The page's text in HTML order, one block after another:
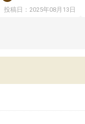
に合った勉強ができると
ム相談みたいなのがあり
ばチェンジできます
投稿日：2025年08月13日